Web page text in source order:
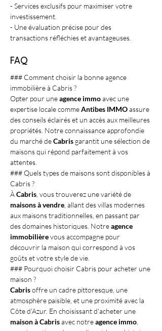
- Services exclusifs pour maximiser votre
investissement.
- Une évaluation précise pour des
transactions réfléchies et avantageuses.
FAQ
### Comment choisir la bonne agence
immobilière à Cabris ?
Opter pour une agence immo avec une
expertise locale comme Antibes IMMO assure
des conseils éclairés et un accès aux meilleures
propriétés. Notre connaissance approfondie
du marché de Cabris garantit une sélection de
maisons qui répond parfaitement à vos
attentes.
### Quels types de maisons sont disponibles à
Cabris ?
À Cabris , vous trouverez une variété de
maisons à vendre , allant des villas modernes
aux maisons traditionnelles, en passant par
des domaines historiques. Notre agence
immobilière vous accompagne pour
découvrir la maison qui correspond à vos
goûts et votre style de vie.
### Pourquoi choisir Cabris pour acheter une
maison ?
Cabris offre un cadre pittoresque, une
atmosphère paisible, et une proximité avec la
Côte d'Azur. En choisissant d'acheter une
maison à Cabris avec notre agence immo